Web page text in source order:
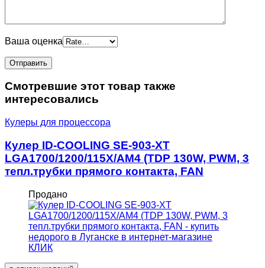
Ваша оценка
Смотревшие этот товар также
интересовались
Кулеры для процессора
Кулер ID-COOLING SE-903-XT
LGA1700/1200/115X/AM4 (TDP 130W, PWM, 3
тепл.трубки прямого контакта, FAN
Продано